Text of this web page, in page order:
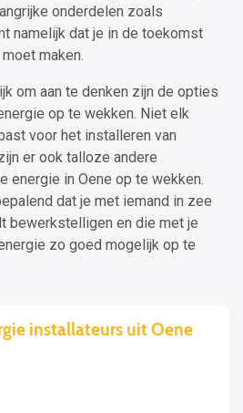
onderdelen zoals
namelijk dat je in de toekomst
maken.
om aan te denken zijn de opties
op te wekken. Niet elk
voor het installeren van
er ook talloze andere
energie in Oene op te wekken.
dat je met iemand in zee
bewerkstelligen en die met je
zo goed mogelijk op te
installateurs uit Oene